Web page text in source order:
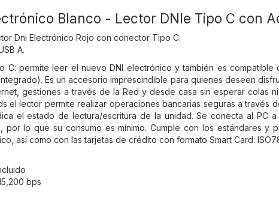
Blanco - Lector DNIe Tipo C con
Dni Electrónico Rojo con conector Tipo C.
A.
C: permite leer el nuevo DNI electrónico y también es compatible
Es un accesorio imprescindible para quienes deseen
gestiones a través de la Red y desde casa sin esperar colas
el lector permite realizar operaciones bancarias seguras a través
el estado de lectura/escritura de la unidad. Se conecta al PC
lo que su consumo es mínimo. Cumple con los estándares y
así como con las tarjetas de crédito con formato Smart Card:
bps